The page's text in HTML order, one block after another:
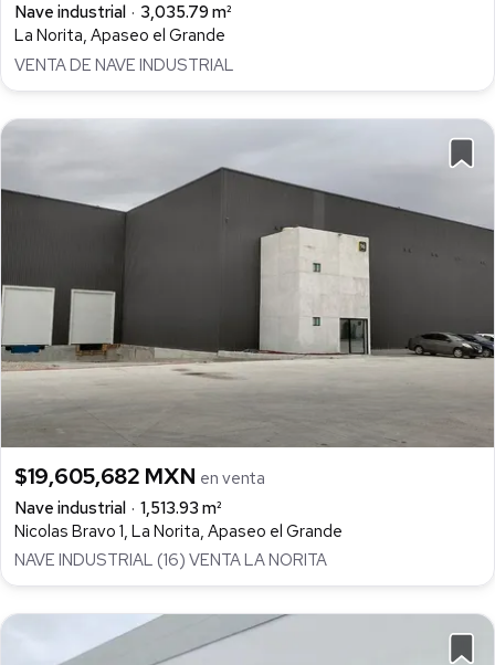
Nave industrial
3,035.79 m²
La Norita, Apaseo el Grande
VENTA DE NAVE INDUSTRIAL
$19,605,682 MXN en venta
Nave industrial
1,513.93 m²
Nicolas Bravo 1, La Norita, Apaseo el Grande
NAVE INDUSTRIAL (16) VENTA LA NORITA